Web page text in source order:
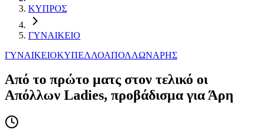
ΚΥΠΡΟΣ
ΓΥΝΑΙΚΕΙΟ
ΓΥΝΑΙΚΕΙΟΚΥΠΕΛΛΟΑΠΟΛΛΩΝΑΡΗΣ
Από το πρώτο ματς στον τελικό οι
Απόλλων Ladies, προβάδισμα για Άρη